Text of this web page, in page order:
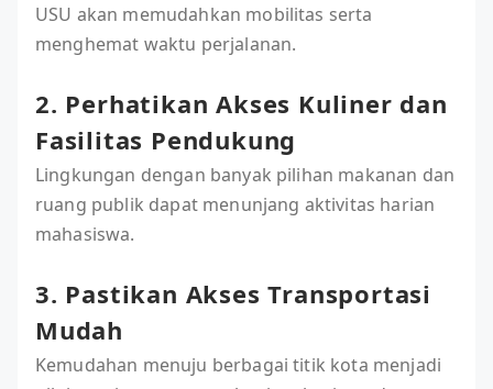
USU akan memudahkan mobilitas serta
menghemat waktu perjalanan.
2. Perhatikan Akses Kuliner dan
Fasilitas Pendukung
Lingkungan dengan banyak pilihan makanan dan
ruang publik dapat menunjang aktivitas harian
mahasiswa.
3. Pastikan Akses Transportasi
Mudah
Kemudahan menuju berbagai titik kota menjadi